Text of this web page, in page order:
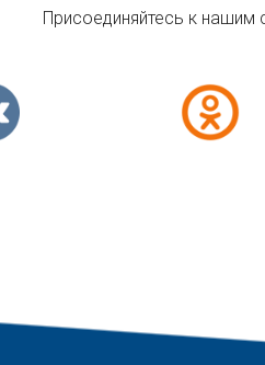
Присоединяйтесь к нашим